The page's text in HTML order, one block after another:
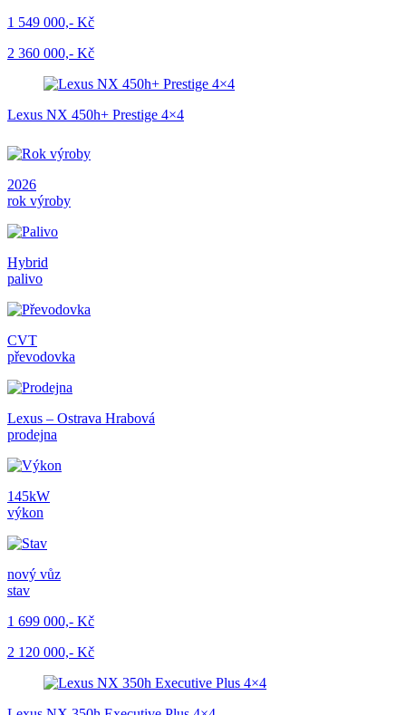
1 549 000,- Kč
2 360 000,- Kč
Lexus NX 450h+ Prestige 4×4
2026
rok výroby
Hybrid
palivo
CVT
převodovka
Lexus – Ostrava Hrabová
prodejna
145kW
výkon
nový vůz
stav
1 699 000,- Kč
2 120 000,- Kč